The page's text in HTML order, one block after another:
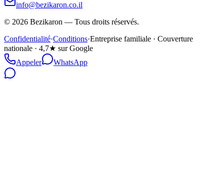
info@bezikaron.co.il
© 2026 Bezikaron — Tous droits réservés.
Confidentialité·Conditions·Entreprise familiale · Couverture
nationale · 4,7★ sur Google
Appeler
WhatsApp